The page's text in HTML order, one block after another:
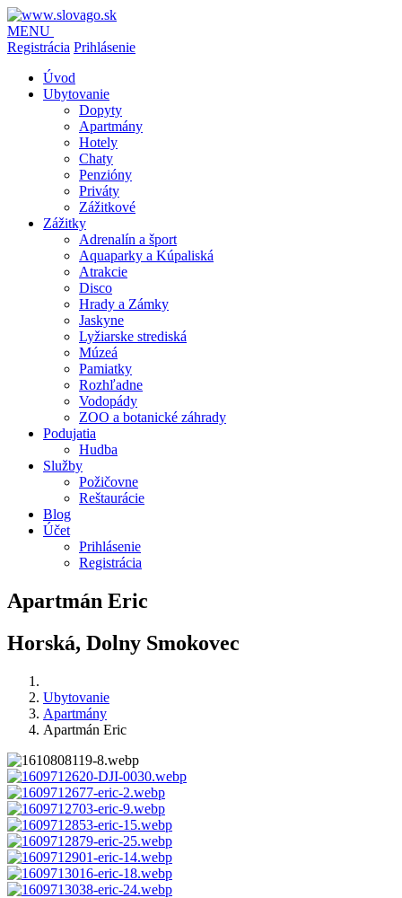
MENU
Registrácia Prihlásenie
Úvod
Ubytovanie
Dopyty
Apartmány
Hotely
Chaty
Penzióny
Priváty
Zážitkové
Zážitky
Adrenalín a šport
Aquaparky a Kúpaliská
Atrakcie
Disco
Hrady a Zámky
Jaskyne
Lyžiarske strediská
Múzeá
Pamiatky
Rozhľadne
Vodopády
ZOO a botanické záhrady
Podujatia
Hudba
Služby
Požičovne
Reštaurácie
Blog
Účet
Prihlásenie
Registrácia
Apartmán Eric
Horská, Dolny Smokovec
Ubytovanie
Apartmány
Apartmán Eric